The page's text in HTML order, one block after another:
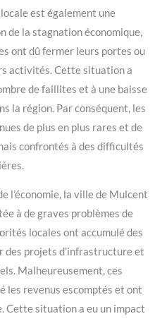
est également une
de la stagnation économique,
ont dû fermer leurs portes ou
activités. Cette situation a
de faillites et à une baisse
la région. Par conséquent, les
de plus en plus rares et de
confrontés à des difficultés
l’économie, la ville de Mulcent
à de graves problèmes de
locales ont accumulé des
projets d’infrastructure et
Malheureusement, ces
les revenus escomptés et ont
Cette situation a eu un impact